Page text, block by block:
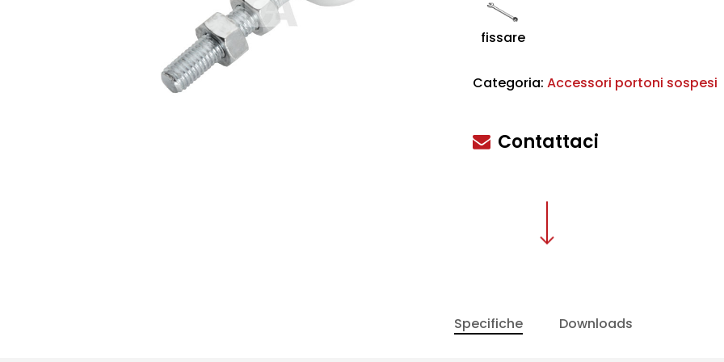
Premi invio per cercare o ESC per uscire
fissare
Categoria: Accessori portoni sospesi
Contattaci
Specifiche Downloads